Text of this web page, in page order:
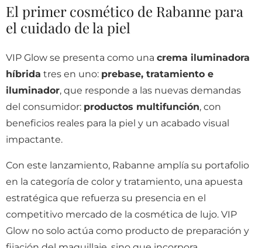
El primer cosmético de Rabanne para
el cuidado de la piel
VIP Glow se presenta como una crema iluminadora
híbrida tres en uno: prebase, tratamiento e
iluminador, que responde a las nuevas demandas
del consumidor: productos multifunción, con
beneficios reales para la piel y un acabado visual
impactante.
Con este lanzamiento, Rabanne amplía su portafolio
en la categoría de color y tratamiento, una apuesta
estratégica que refuerza su presencia en el
competitivo mercado de la cosmética de lujo. VIP
Glow no solo actúa como producto de preparación y